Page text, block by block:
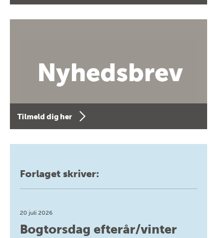
Tilmeld dig her
Forlaget skriver:
20 juli 2026
Bogtorsdag efterår/vinter